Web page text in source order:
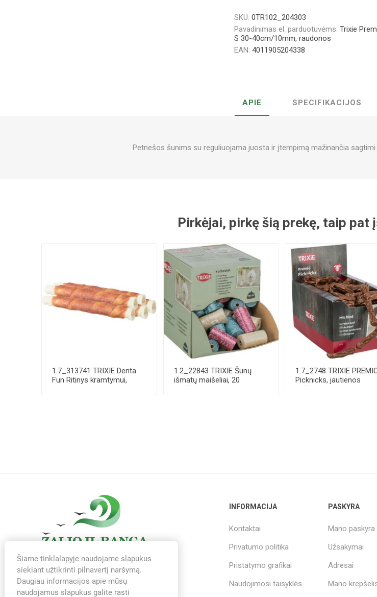
SKU: 0TR102_204303
Pavadinimas el. parduotuvėms: Trixie
S 30-40cm/10mm, raudonos
EAN: 4011905204338
APIE SPECIFIKACIJOS
Petnešos šunims su reguliuojama juosta ir įtempimą mažinančia sagtimi.
Pirkėjai, pirkę šią prekę, taip pat
1.7_313741 TRIXIE Denta
Fun Ritinys kramtymui,
1.2_22843 TRIXIE Šunų
išmatų maišeliai, 20
maišelių-rulone, ...
1.7_2748 TRIXIE
Picknicks, jautienos
dešrelės, 8 cm, ...
INFORMACIJA
Kontaktai
Privatumo politika
Pristatymo grafikai
Naudojimosi taisyklės
PASKYRA
Mano paskyra
Užsakymai
Adresai
Mano
Šiame tinklalapyje naudojame slapukus
siekiant užtikrinti pilnavertį naršymą.
Daugiau informacijos apie mūsų
naudojamus slapukus galite rasti